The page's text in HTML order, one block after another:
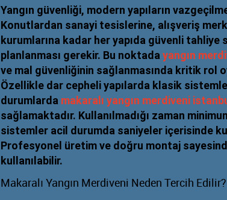
Yangın güvenliği, modern yapıların
Konutlardan sanayi tesislerine, alışveriş
kurumlarına kadar her yapıda güvenli
planlanması gerekir. Bu noktada yangın
ve mal güvenliğinin sağlanmasında kritik rol
Özellikle dar cepheli yapılarda klasik
durumlarda makaralı yangın merdiveni
sağlamaktadır. Kullanılmadığı zaman
sistemler acil durumda saniyeler içerisinde
Profesyonel üretim ve doğru montaj
kullanılabilir.
Makaralı Yangın Merdiveni Neden Tercih Edilir?